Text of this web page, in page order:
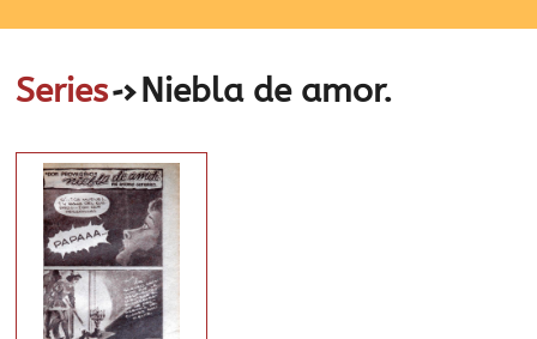
Series->Niebla de amor.